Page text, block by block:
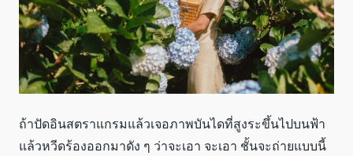
ถ้าปัดอินสตราแกรมแล้วเจอภาพบันไดที่สูงระขึ้นไปบนฟ้า
แล้วหวีดร้องออกมาดัง ๆ ว่าจะเอา จะเอา ชั้นจะถ่ายแบบนี้